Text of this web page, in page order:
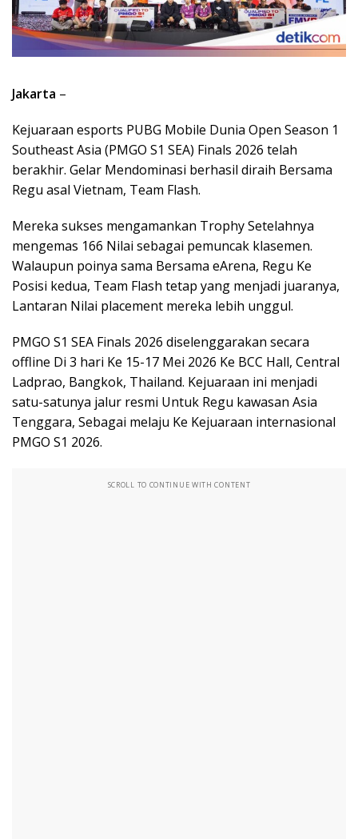
Jakarta –
Kejuaraan esports PUBG Mobile Dunia Open Season 1
Southeast Asia (PMGO S1 SEA) Finals 2026 telah
berakhir. Gelar Mendominasi berhasil diraih Bersama
Regu asal Vietnam, Team Flash.
Mereka sukses mengamankan Trophy Setelahnya
mengemas 166 Nilai sebagai pemuncak klasemen.
Walaupun poinya sama Bersama eArena, Regu Ke
Posisi kedua, Team Flash tetap yang menjadi juaranya,
Lantaran Nilai placement mereka lebih unggul.
PMGO S1 SEA Finals 2026 diselenggarakan secara
offline Di 3 hari Ke 15-17 Mei 2026 Ke BCC Hall, Central
Ladprao, Bangkok, Thailand. Kejuaraan ini menjadi
satu-satunya jalur resmi Untuk Regu kawasan Asia
Tenggara, Sebagai melaju Ke Kejuaraan internasional
PMGO S1 2026.
SCROLL TO CONTINUE WITH CONTENT